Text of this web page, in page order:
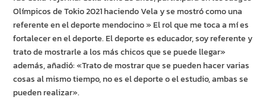
Olímpicos de Tokio 2021 haciendo Vela y se mostró como una
referente en el deporte mendocino » El rol que me toca a mí es
fortalecer en el deporte. El deporte es educador, soy referente y
trato de mostrarle a los más chicos que se puede llegar»
además, añadió: «Trato de mostrar que se pueden hacer varias
cosas al mismo tiempo, no es el deporte o el estudio, ambas se
pueden realizar».